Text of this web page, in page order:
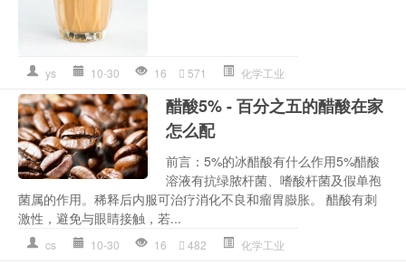
ys 10-30 16 571 化学工业
醋酸5% - 百分之五的醋酸在家
怎么配
前言：5%的冰醋酸有什么作用5%醋酸
溶液有抗绿脓杆菌、嗜酸杆菌及假单孢
菌属的作用。稀释后内服可治疗消化不良和瘤胃臌胀。 醋酸有刺
激性，避免与眼睛接触，若...
cs 10-30 16 482 化学工业